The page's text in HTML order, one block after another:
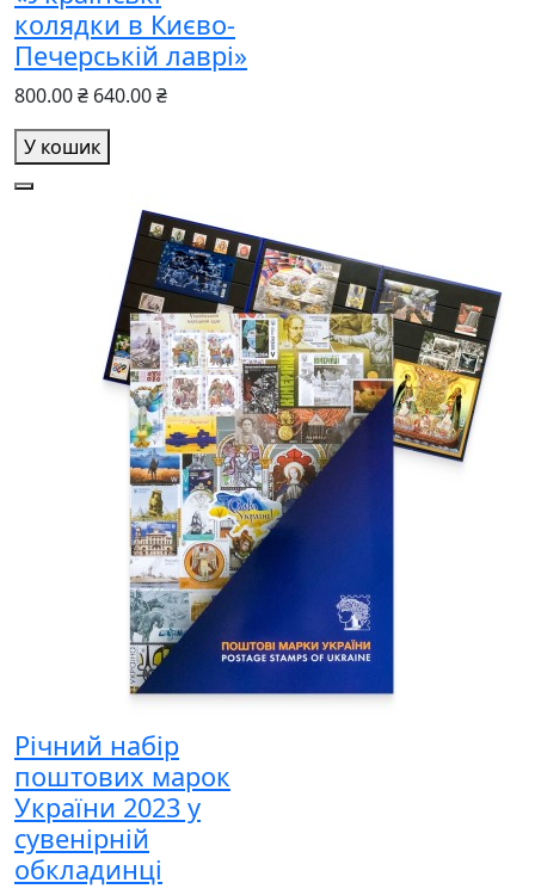
колядки в Києво-
Печерській лаврі»
800.00 ₴ 640.00 ₴
У кошик
Річний набір
поштових марок
України 2023 у
сувенірній
обкладинці